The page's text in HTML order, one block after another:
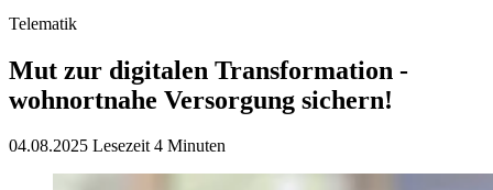
Telematik
Mut zur digitalen Transformation -
wohnortnahe Versorgung sichern!
04.08.2025 Lesezeit 4 Minuten